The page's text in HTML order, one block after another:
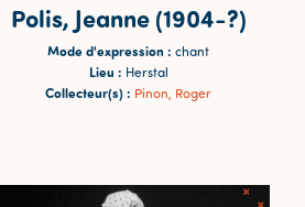
Polis, Jeanne (1904-?)
Mode d'expression : chant
Lieu : Herstal
Collecteur(s) : Pinon, Roger